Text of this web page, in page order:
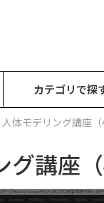
カテゴリで探
体モデリング講座
講座